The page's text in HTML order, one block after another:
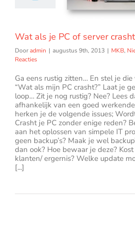
Wat als je PC of server
Dooradmin | augustus 9th, 2013 | MKB,
Reacties
Ga eens rustig zitten… En stel je
“Wat als mijn PC crasht?” Laat je
loop… Zit je nog rustig? Nee? Lees
afhankelijk van een goed
herken je de volgende issues;
Crasht je PC zonder enige reden?
aan het oplossen van simpele IT
geen backup’s? Maak je wel
dan ook? Hoe bewaar je deze?
klanten/ ergernis? Welke update
[...]